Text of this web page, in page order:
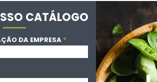
CATÁLOGO
DA EMPRESA